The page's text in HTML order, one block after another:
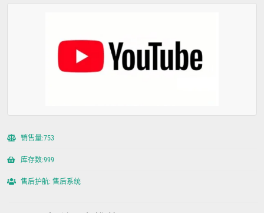
销售量:753
库存数:999
售后护航: 售后系统